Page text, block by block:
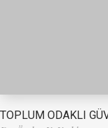
TOPLUM ODAKLI